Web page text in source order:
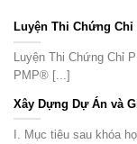
Luyện Thi Chứng
Luyện Thi Chứng Chỉ
PMP® [...]
Xây Dựng Dự Án và
I. Mục tiêu sau khóa